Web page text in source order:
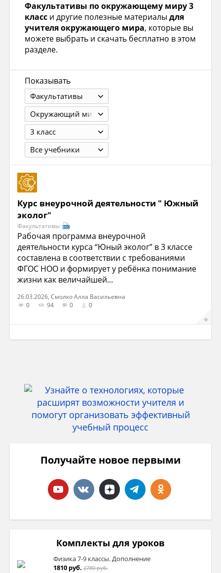
Факультативы по окружающему миру 3
класс и другие полезные материалы для
учителя окружающего мира, которые вы
можете выбрать и скачать бесплатно в этом
разделе.
Показывать
Факультативы
Окружающий мир
3 класс
Все учебники
Курс внеурочной деятельности " Южный
эколог"
Факультативы
Рабочая программа внеурочной
деятельности курса “Юный эколог” в 3 классе
составлена в соответствии с требованиями
ФГОС НОО и формирует у ребёнка понимание
жизни как величайшей...
26.03.2026, Смолко Алла Васильевна
0
94 0 0
Получайте новое первыми
Комплекты для уроков
Физика 7-9 классы. Дополнение
1810 руб. 2780 руб.